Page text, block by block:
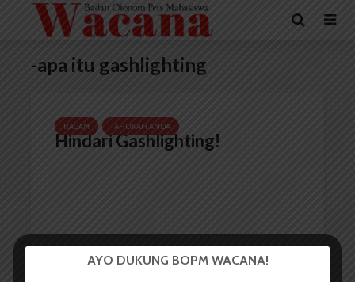
-apa itu gashlighting
RAGAM TAHUKAH ANDA
Hindari Gashlighting!
AYO DUKUNG BOPM WACANA!